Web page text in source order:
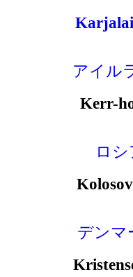
アイル
Kerr-
ロ
Kolosov
デン